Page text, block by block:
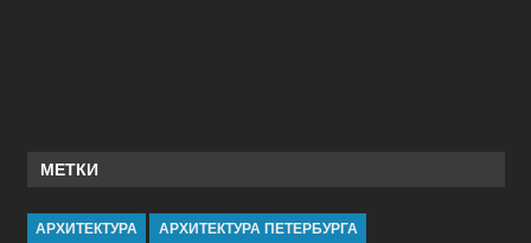
МЕТКИ
АРХИТЕКТУРА
АРХИТЕКТУРА ПЕТЕРБУРГА